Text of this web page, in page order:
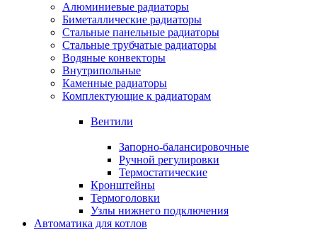
Алюминиевые радиаторы
Биметаллические радиаторы
Стальные панельные радиаторы
Стальные трубчатые радиаторы
Водяные конвекторы
Внутрипольные
Каменные радиаторы
Комплектующие к радиаторам
Вентили
Запорно-балансировочные
Ручной регулировки
Термостатические
Кронштейны
Термоголовки
Узлы нижнего подключения
Автоматика для котлов